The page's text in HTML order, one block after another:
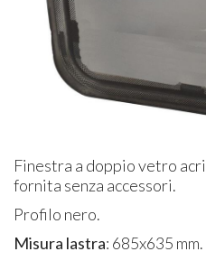
Finestra a doppio vetro
fornita senza accessori.
Profilo nero.
Misura lastra: 685x635 mm.